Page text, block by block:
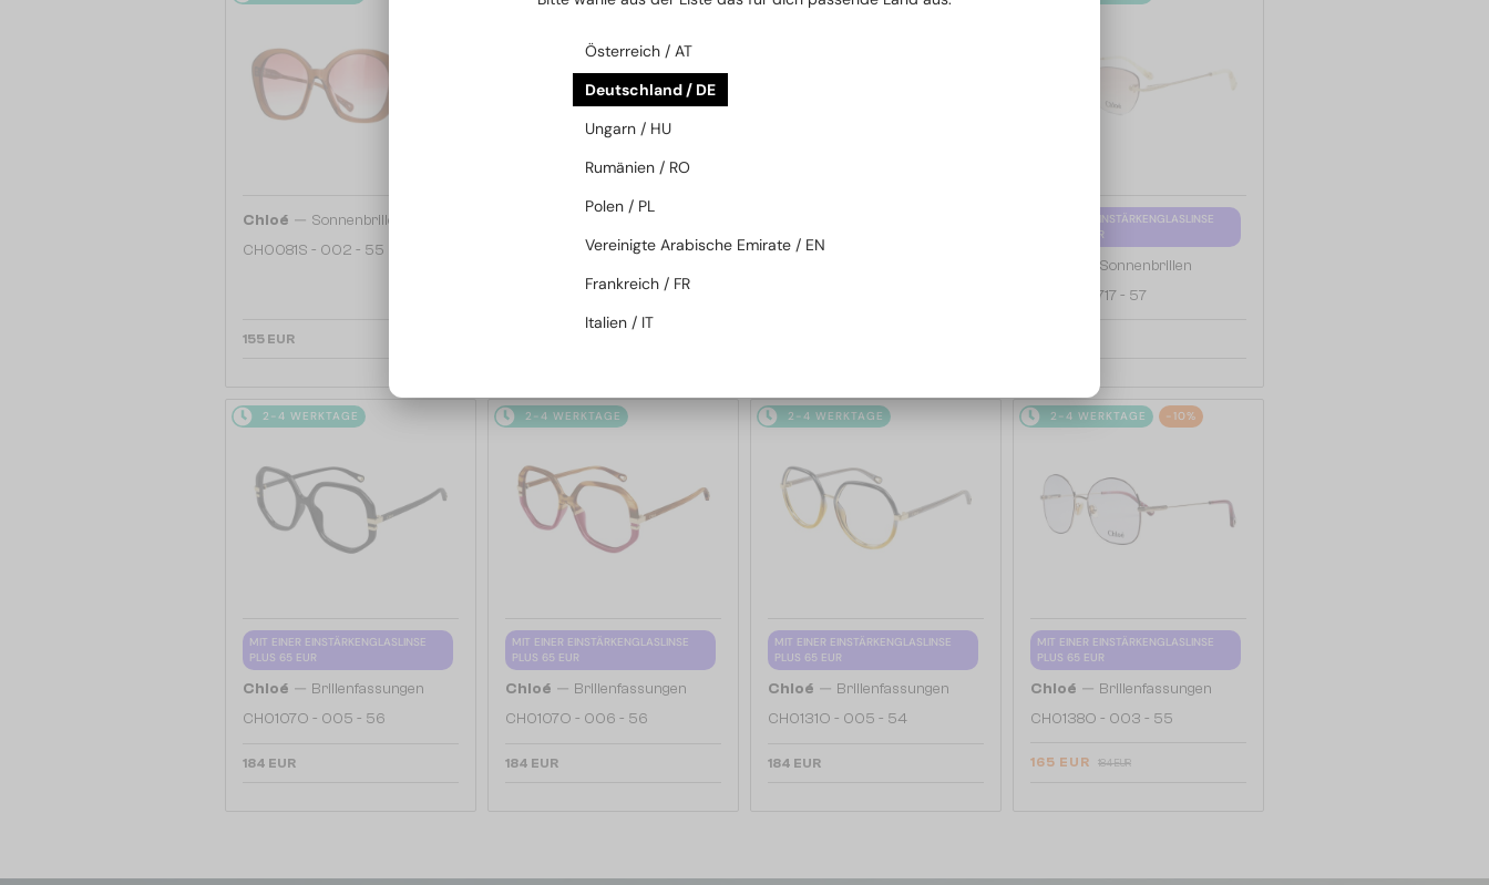
Chloé — Sonnenbrillen
CH0081S - 002 - 55
155 EUR
CH0125SA - 004 - 57
CH0135S - 001 - 58
MIT EINER EINSTÄRKENGLASLINSE
PLUS 65 EUR
Sonnenbrillen
CE2154 - 717 - 57
2-4 WERKTAGE
MIT EINER EINSTÄRKENGLASLINSE
PLUS 65 EUR
Chloé — Brillenfassungen
CH0107O - 005 - 56
184 EUR
2-4 WERKTAGE
MIT EINER EINSTÄRKENGLASLINSE
PLUS 65 EUR
Chloé — Brillenfassungen
CH0107O - 006 - 56
184 EUR
2-4 WERKTAGE
MIT EINER EINSTÄRKENGLASLINSE
PLUS 65 EUR
Chloé — Brillenfassungen
CH0131O - 005 - 54
184 EUR
2-4 WERKTAGE -10%
MIT EINER EINSTÄRKENGLASLINSE
PLUS 65 EUR
Chloé — Brillenfassungen
CH0138O - 003 - 55
165 EUR 184 EUR
Österreich / AT
Deutschland / DE
Ungarn / HU
Rumänien / RO
Polen / PL
Vereinigte Arabische Emirate / EN
Frankreich / FR
Italien / IT